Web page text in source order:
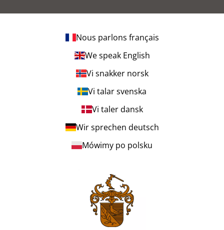
Nous parlons français
We speak English
Vi snakker norsk
Vi talar svenska
Vi taler dansk
Wir sprechen deutsch
Mówimy po polsku